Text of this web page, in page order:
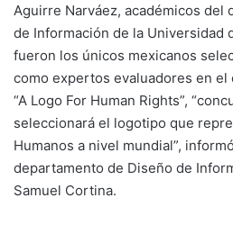
Aguirre Narváez, académicos del
de Información de la Universidad
fueron los únicos mexicanos
como expertos evaluadores en
“A Logo For Human Rights”,
seleccionará el logotipo que
Humanos a nivel mundial”,
departamento de Diseño de
Samuel Cortina.